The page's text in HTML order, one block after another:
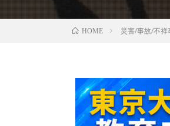
HOME 災害/事故/不祥